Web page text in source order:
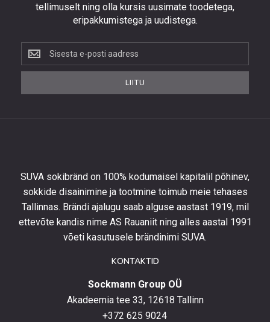
tellimuselt ning olla kursis uusimate toodetega,
eripakkumistega ja uudistega.
Liitu
uudiskirjaga,
et
kursis
uusimate
toodetega,
eripakkumistega
LIITU
SUVA sokibränd on 100% kodumaisel kapitalil põhinev,
sokkide disainimine ja tootmine toimub meie tehases
Tallinnas. Brändi ajalugu saab alguse aastast 1919, mil
ettevõte kandis nime AS Rauaniit ning alles aastal 1991
võeti kasutusele brändinimi SUVA.
KONTAKTID
Sockmann Group OÜ
Akadeemia tee 33, 12618 Tallinn
+372 625 9024